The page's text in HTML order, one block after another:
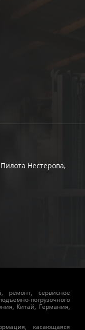
Нестерова,
ремонт, сервисное
погрузочного
Китай, Германия,
касающаяся